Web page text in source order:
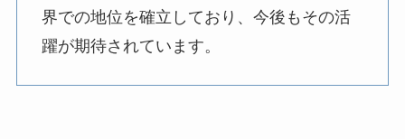
界での地位を確立しており、今後もその活
躍が期待されています。